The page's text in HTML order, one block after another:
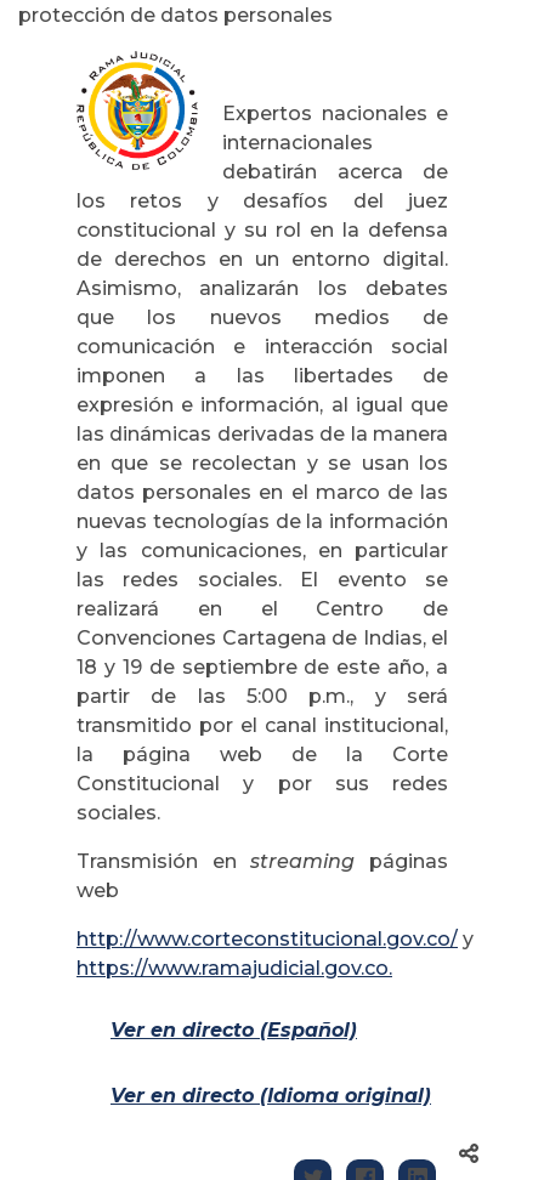
protección de datos personales
Expertos nacionales e
internacionales
debatirán acerca de
los retos y desafíos del juez
constitucional y su rol en la defensa
de derechos en un entorno digital.
Asimismo, analizarán los debates
que los nuevos medios de
comunicación e interacción social
imponen a las libertades de
expresión e información, al igual que
las dinámicas derivadas de la manera
en que se recolectan y se usan los
datos personales en el marco de las
nuevas tecnologías de la información
y las comunicaciones, en particular
las redes sociales. El evento se
realizará en el Centro de
Convenciones Cartagena de Indias, el
18 y 19 de septiembre de este año, a
partir de las 5:00 p.m., y será
transmitido por el canal institucional,
la página web de la Corte
Constitucional y por sus redes
sociales.
Transmisión enstreaming páginas
web
http://www.corteconstitucional.gov.co/ y
https://www.ramajudicial.gov.co.
Ver en directo (Español)
Ver en directo (Idioma original)